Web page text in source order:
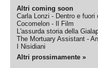
Altri coming soon
Carla Lonzi - Dentro e fuori
Cocomelon - Il Film
L'assurda storia della
The Mortuary Assistant -
I Nisidiani
Altri prossimamente »